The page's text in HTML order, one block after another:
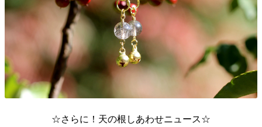
☆さらに！天の根しあわせニュース☆